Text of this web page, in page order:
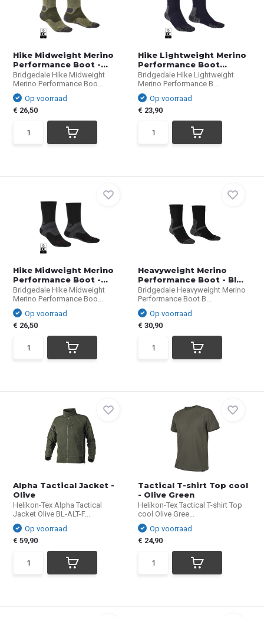
Hike Midweight Merino
Performance Boot -...
Bridgedale Hike Midweight
Merino Performance Boo...
Op voorraad
€ 26,50
Hike Lightweight Merino
Performance Boot...
Bridgedale Hike Lightweight
Merino Performance B...
Op voorraad
€ 23,90
Hike Midweight Merino
Performance Boot -...
Bridgedale Hike Midweight
Merino Performance Boo...
Op voorraad
€ 26,50
Heavyweight Merino
Performance Boot - Bl...
Bridgedale Heavyweight Merino
Performance Boot B...
Op voorraad
€ 30,90
Alpha Tactical Jacket -
Olive
Helikon-Tex Alpha Tactical
Jacket Olive BL-ALT-F...
Op voorraad
€ 59,90
Tactical T-shirt Top cool
- Olive Green
Helikon-Tex Tactical T-shirt Top
cool Olive Gree...
Op voorraad
€ 24,90